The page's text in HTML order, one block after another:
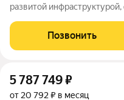
развитой
кварталами на территории
технологий строительства
Позвонить
5 787 749₽
от 20 792 ₽ в месяц